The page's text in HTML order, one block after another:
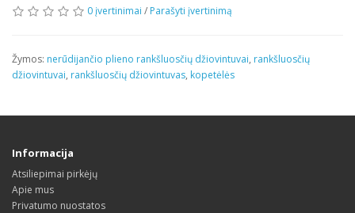
0 įvertinimai / Parašyti įvertinimą
Žymos: nerūdijančio plieno rankšluosčių džiovintuvai, rankšluosčių
džiovintuvai, rankšluosčių džiovintuvas, kopetėlės
Informacija
Atsiliepimai pirkėjų
Apie mus
Privatumo nuostatos